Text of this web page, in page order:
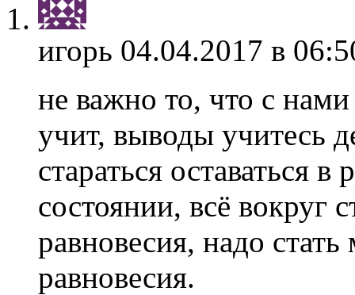
игорь 04.04.2017 в
не важно то, что с
учит, выводы учитесь
стараться оставаться
состоянии, всё вокруг
равновесия, надо
равновесия.